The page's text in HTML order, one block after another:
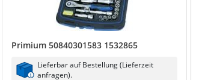
Primium 50840301583 1532865
Lieferbar auf Bestellung (Lieferzeit
anfragen).